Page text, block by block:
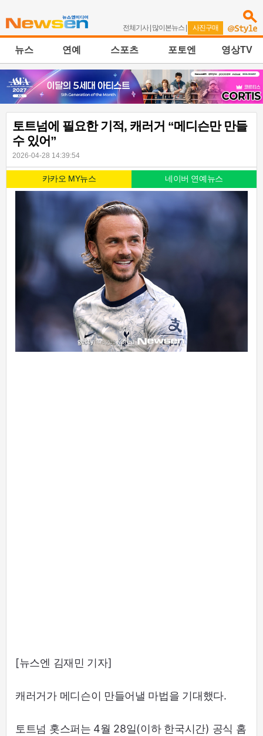
전체기사| 많이본뉴스 | 사진구매
뉴스 연예 스포츠 포토엔 영상TV
토트넘에 필요한 기적, 캐러거 “메디슨만 만들
수 있어”
2026-04-28 14:39:54
카카오 MY뉴스 네이버 연예뉴스
[뉴스엔 김재민 기자]
캐러거가 메디슨이 만들어낼 마법을 기대했다.
토트넘 홋스퍼는 4월 28일(이하 한국시간) 공식 홈